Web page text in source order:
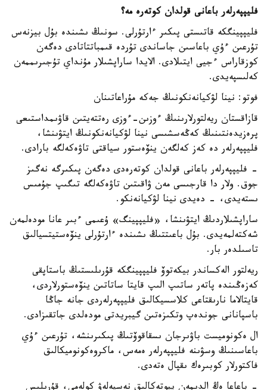
فليپپەرلەر باعانى قولدان كوتەرە مە؟
فليپپينگكە قاتىستى پىكىر ءارتۇرلى. سونىڭ ىشىندە بۇل بيزنەس
تۇرعىن ءۇي باعاسىن جاساندى تۇردە قىمباتتاتادى دەگەن
كوزقاراس ءجيى ايتىلادى. الايدا ساراپشىلار مۇنداي تۇجىرىممەن
كەلىسپەيدى.
فوتو: نينا لۋكيانەنكونىڭ جەكە مۇراعاتىنان
قازاقستان ريەلتورلارىنىڭ ءوزىن-ءوزى رەتتەيتىن قاۋىمداستىعى
پرەزيدەنتىنىڭ كەڭەسشىسى نينا لۋكيانەنكونىڭ ايتۋىنشا،
فليپپەرلەر دە كەز كەلگەن ينۆەستور سياقتى تاۋەكەلگە بارادى.
- فليپپەرلەر باعانى قولدان كوتەرەدى دەگەن پىكىرگە نەگىز
جوق. ولار دا قارجىسى مەن ۋاقىتىن تاۋەكەلگە تىگىپ جۇمىس
ىستەيدى، - دەيدى نينا لۋكيانەنكو.
ساراپشىلاردىڭ ايتۋىنشا، «فليپپينگ» ۇعىمى ءبىر عانا مودەلمەن
شەكتەلمەيدى. بۇل باعىتتىڭ ىشىندە ءارتۇرلى ينۆەستيتسيالىق
تاسىلدەر بار.
ريەلتور الەكساندر بيكەتوۆ فليپپينگكە قۇرىلىستىڭ باستاپقى
كەزەڭىندە پاتەر ساتىپ الىپ قايتا ساتاتىن ينۆەستورلاردى،
قايتالاما نارىقتاعى كلاسسيكالىق فليپپەرلەردى جانە جاڭا
باسپانانى جوندەپ وتكىزەتىن گيبريدتى مودەلدى جاتقىزادى.
ال ەكونوميست باۋىرجان ىسقاقوۆتىڭ پىكىرىنشە، تۇرعىن ءۇي
باعاسىنىڭ وسۋىنە فليپپەرلەر ەمەس، ماكروەكونوميكالىق
فاكتورلار كوبىرەك ىقپال ەتەدى.